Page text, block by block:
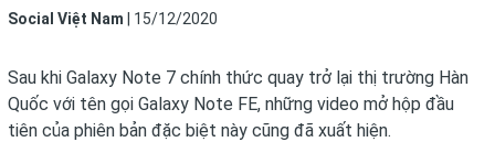
Social Việt Nam 15/12/2020
Sau khi Galaxy Note 7 chính thức quay trở lại thị trường Hàn
Quốc với tên gọi Galaxy Note FE, những video mở hộp đầu
tiên của phiên bản đặc biệt này cũng đã xuất hiện.